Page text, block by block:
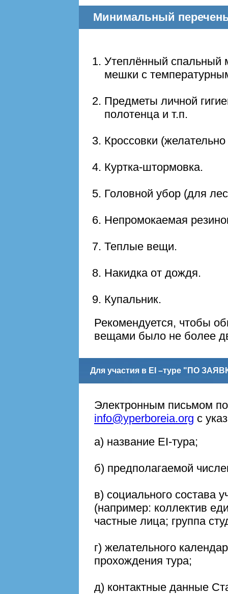
Минимальный
Утеплённый спальный
мешки с
Предметы личной
полотенца и т.п.
Кроссовки
Куртка-штормовка.
Головной убор (для
Непромокаемая
Теплые вещи.
Накидка от дождя.
Купальник.
Рекомендуется, чтобы
вещами было не более
Для участия в EI –туре "ПО
Электронным письмом
info@yperboreia.org с
а) названиe EI-тура;
б) предполагаемой
в) социального состава
(например: коллектив
частные лица; группа
г) желательного
прохождения тура;
д) контактные данные